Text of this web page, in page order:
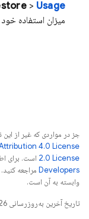
> Usage
میزان استفاده
جز در مواردی که غیر از
4.0 License
2.0 License است. برای
Developers‏
وابسته به آن است.
تاریخ آخرین به‌روزرسانی 2026-08-04 به‌وقت ساعت هماهنگ جهانی.